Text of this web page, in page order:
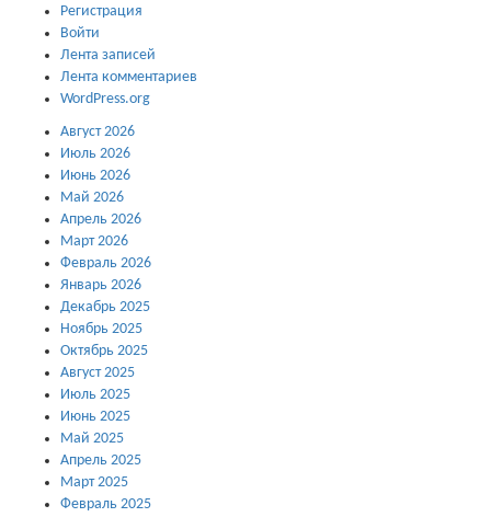
Регистрация
Войти
Лента записей
Лента комментариев
WordPress.org
Август 2026
Июль 2026
Июнь 2026
Май 2026
Апрель 2026
Март 2026
Февраль 2026
Январь 2026
Декабрь 2025
Ноябрь 2025
Октябрь 2025
Август 2025
Июль 2025
Июнь 2025
Май 2025
Апрель 2025
Март 2025
Февраль 2025